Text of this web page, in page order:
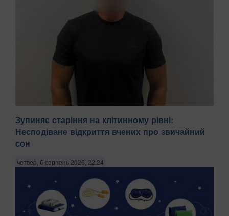
років за підозрою у груповому зґвалтуванні 21-річної
поліції в четвер, 6 серпня, зазначають Патріоти України.
"На Бориспільщині троє чоловіків, з...
Зупиняє старіння на клітинному рівні:
Несподіване відкриття вчених про звичайний
сон
четвер, 6 серпень 2026, 22:24